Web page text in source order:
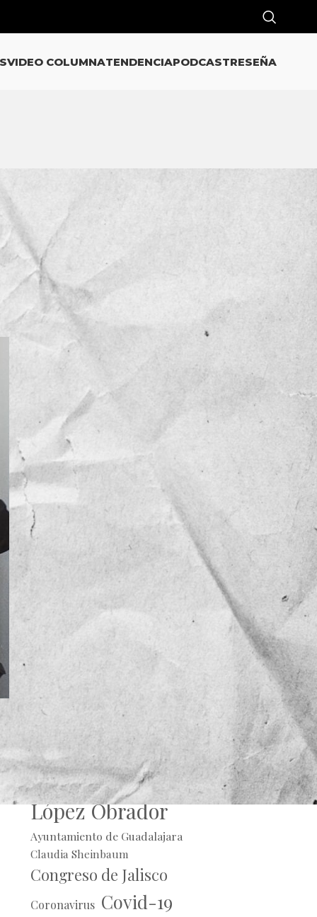
VIDEO COLUMNATENDENCIAPODCASTRESEÑA
CATEGORÍAS
NOTICIAS
OPINIÓN
TENDENCIA
VIDEO COLUMNA
VIDEO NOTA
Alberto Uribe
Andrés Manuel
López Obrador
Ayuntamiento de Guadalajara
Claudia Sheinbaum
Congreso de Jalisco
Coronavirus Covid-19